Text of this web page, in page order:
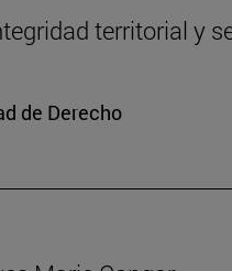
territorial y
de Derecho